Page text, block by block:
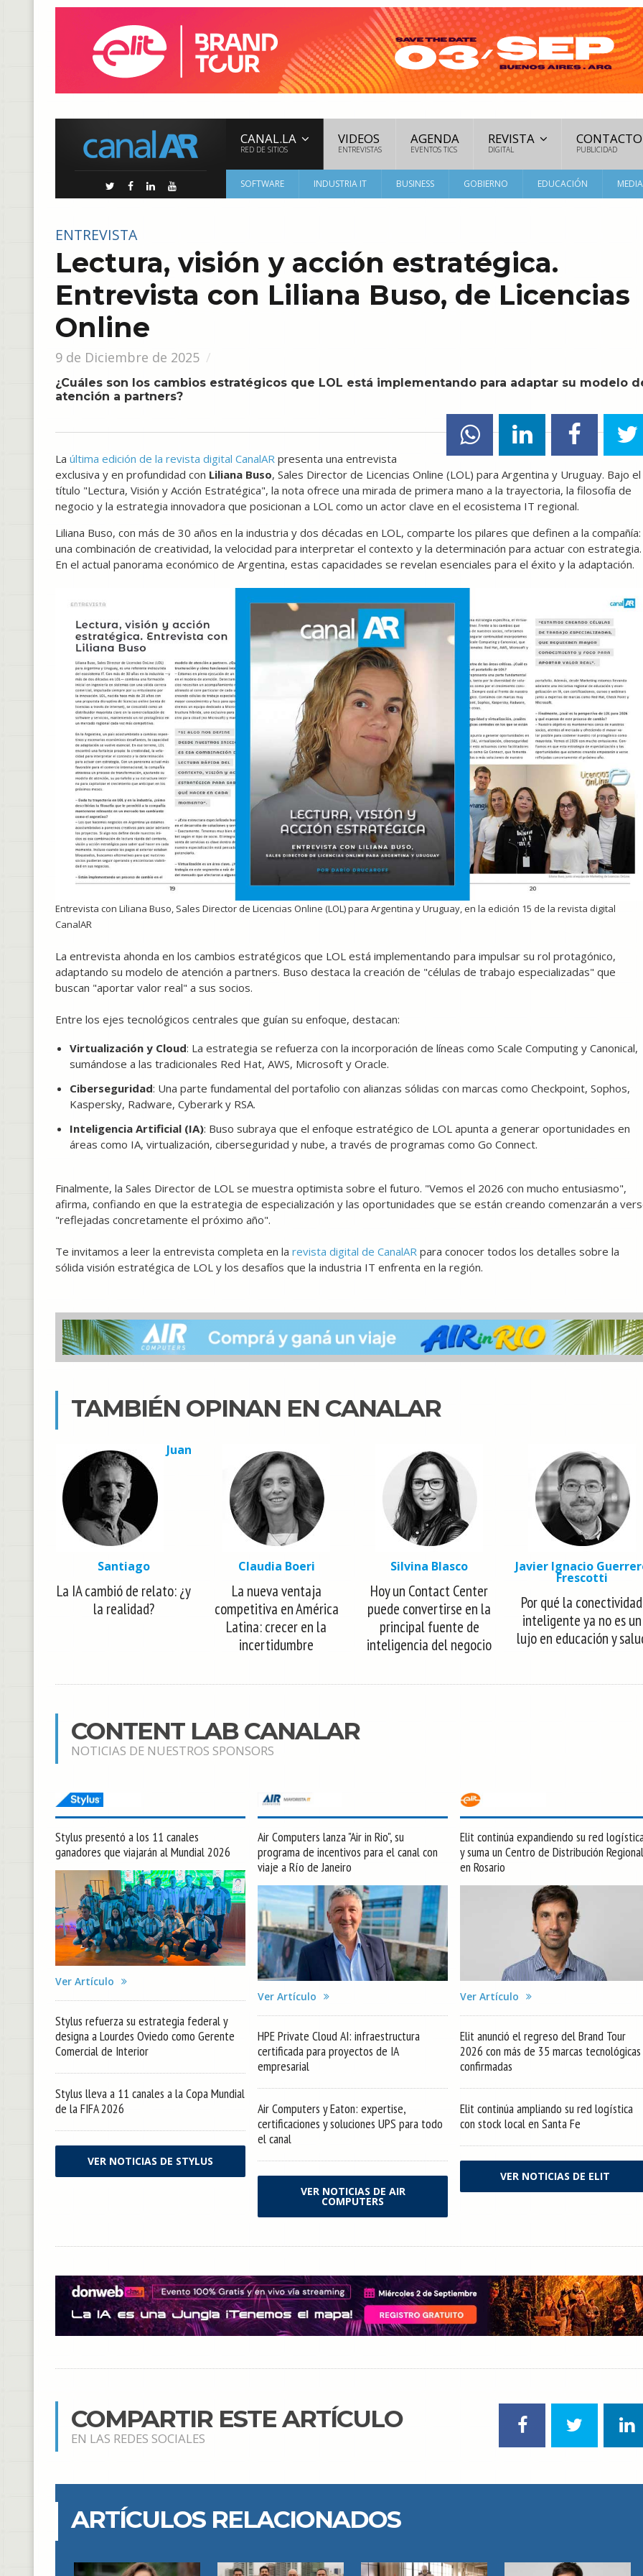
CANAL.LA
RED DE SITIOS
VIDEOS
ENTREVISTAS
AGENDA
EVENTOS TICS
REVISTA
DIGITAL
CONTACTO
PUBLICIDAD
SOFTWARE INDUSTRIA IT BUSINESS GOBIERNO EDUCACIÓN
ENTREVISTA
Lectura, visión y acción estratégica.
Entrevista con Liliana Buso, de Licencias
Online
9 de Diciembre de 2025
¿Cuáles son los cambios estratégicos que LOL está implementando para adaptar su modelo
atención a partners?
La última edición de la revista digital CanalAR presenta una entrevista
exclusiva y en profundidad con Liliana Buso, Sales Director de Licencias Online (LOL) para Argentina y Uruguay. Bajo el
título "Lectura, Visión y Acción Estratégica", la nota ofrece una mirada de primera mano a la trayectoria, la filosofía de
negocio y la estrategia innovadora que posicionan a LOL como un actor clave en el ecosistema IT regional.
Liliana Buso, con más de 30 años en la industria y dos décadas en LOL, comparte los pilares que definen a la compañía:
una combinación de creatividad, la velocidad para interpretar el contexto y la determinación para actuar con estrategia.
En el actual panorama económico de Argentina, estas capacidades se revelan esenciales para el éxito y la adaptación.
Entrevista con Liliana Buso, Sales Director de Licencias Online (LOL) para Argentina y Uruguay, en la edición 15 de la revista digital
CanalAR
La entrevista ahonda en los cambios estratégicos que LOL está implementando para impulsar su rol protagónico,
adaptando su modelo de atención a partners. Buso destaca la creación de "células de trabajo especializadas" que
buscan "aportar valor real" a sus socios.
Entre los ejes tecnológicos centrales que guían su enfoque, destacan:
Virtualización y Cloud: La estrategia se refuerza con la incorporación de líneas como Scale Computing y Canonical,
sumándose a las tradicionales Red Hat, AWS, Microsoft y Oracle.
Ciberseguridad: Una parte fundamental del portafolio con alianzas sólidas con marcas como Checkpoint, Sophos,
Kaspersky, Radware, Cyberark y RSA.
Inteligencia Artificial (IA): Buso subraya que el enfoque estratégico de LOL apunta a generar oportunidades en
áreas como IA, virtualización, ciberseguridad y nube, a través de programas como Go Connect.
Finalmente, la Sales Director de LOL se muestra optimista sobre el futuro. "Vemos el 2026 con mucho entusiasmo",
afirma, confiando en que la estrategia de especialización y las oportunidades que se están creando comenzarán a
"reflejadas concretamente el próximo año".
Te invitamos a leer la entrevista completa en la revista digital de CanalAR para conocer todos los detalles sobre la
sólida visión estratégica de LOL y los desafíos que la industria IT enfrenta en la región.
TAMBIÉN OPINAN EN CANALAR
Juan
Santiago
La IA cambió de relato: ¿y
la realidad?
Claudia Boeri
La nueva ventaja
competitiva en América
Latina: crecer en la
incertidumbre
Silvina Blasco
Hoy un Contact Center
puede convertirse en la
principal fuente de
inteligencia del negocio
Javier Ignacio
Frescotti
Por qué la conectividad
inteligente ya no es un
lujo en educación y
CONTENT LAB CANALAR
NOTICIAS DE NUESTROS SPONSORS
Stylus presentó a los 11 canales
ganadores que viajarán al Mundial 2026
Ver Artículo
Stylus refuerza su estrategia federal y
designa a Lourdes Oviedo como Gerente
Comercial de Interior
Stylus lleva a 11 canales a la Copa Mundial
de la FIFA 2026
VER NOTICIAS DE STYLUS
Air Computers lanza "Air in Rio", su
programa de incentivos para el canal con
viaje a Río de Janeiro
Ver Artículo
HPE Private Cloud AI: infraestructura
certificada para proyectos de IA
empresarial
Air Computers y Eaton: expertise,
certificaciones y soluciones UPS para todo
el canal
VER NOTICIAS DE AIR
COMPUTERS
Elit continúa expandiendo su red
y suma un Centro de Distribución Regional
en Rosario
Ver Artículo
Elit anunció el regreso del Brand Tour
2026 con más de 35 marcas tecnológicas
confirmadas
Elit continúa ampliando su red logística
con stock local en Santa Fe
VER NOTICIAS DE ELIT
COMPARTIR ESTE ARTÍCULO
EN LAS REDES SOCIALES
ARTÍCULOS RELACIONADOS